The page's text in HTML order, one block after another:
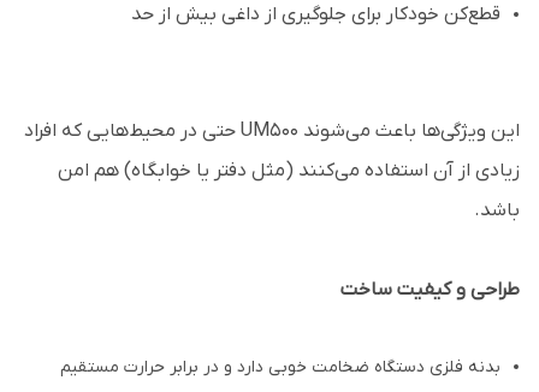
قطع‌کن خودکار برای جلوگیری از داغی بیش از حد
این ویژگی‌ها باعث می‌شوند UM500 حتی در محیط‌هایی که افراد
زیادی از آن استفاده می‌کنند (مثل دفتر یا خوابگاه) هم امن
باشد.
طراحی و کیفیت ساخت
بدنه فلزی دستگاه ضخامت خوبی دارد و در برابر حرارت مستقیم